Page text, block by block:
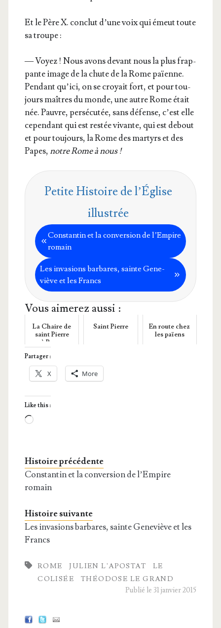
Et le Père X. conclut d’une voix qui émeut toute
sa troupe :
— Voyez ! Nous avons devant nous la plus frap­
pante image de la chute de la Rome païenne.
Pen­dant qu’i­ci, on se croyait fort, et pour tou­
jours maîtres du monde, une autre Rome était
née. Pauvre, per­sé­cu­tée, sans défense, c’est elle
cepen­dant qui est res­tée vivante, qui est debout
et pour tou­jours, la Rome des mar­tyrs et des
Papes, notre Rome à nous !
Petite Histoire de l’Église
illustrée
Constan­tin et la conver­sion de l’Empire
romain
Les inva­sions bar­bares, sainte Gene­
viève et les Francs
Vous aimerez aussi :
La Chaire de
saint Pierre
à Rome
Saint Pierre
En route chez
les païens
Partager :
X More
Like this :
Loa­
Histoire précédente
Constantin et la conversion de l’Empire
romain
Histoire suivante
Les invasions barbares, sainte Geneviève et les
Francs
ROME JULIEN L'APOSTAT
LE
COLISÉE
THÉODOSE LE GRAND
Publié le 31 janvier 2015